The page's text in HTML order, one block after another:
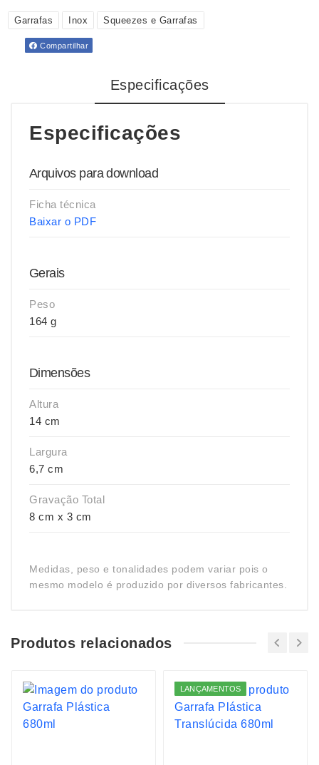
Garrafas Inox Squeezes e Garrafas
Compartilhar
Especificações
Especificações
Arquivos para download
Ficha técnica
Baixar o PDF
Gerais
Peso
164 g
Dimensões
Altura
14 cm
Largura
6,7 cm
Gravação Total
8 cm x 3 cm
Medidas, peso e tonalidades podem variar pois o
mesmo modelo é produzido por diversos fabricantes.
Produtos relacionados
LANÇAMENTOS